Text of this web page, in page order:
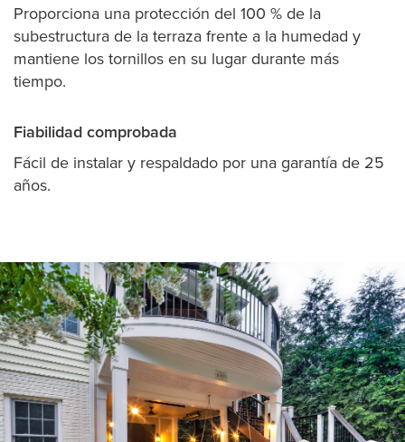
Proporciona una protección del 100 % de la
subestructura de la terraza frente a la humedad y
mantiene los tornillos en su lugar durante más
tiempo.
Fiabilidad comprobada
Fácil de instalar y respaldado por una garantía de 25
años.